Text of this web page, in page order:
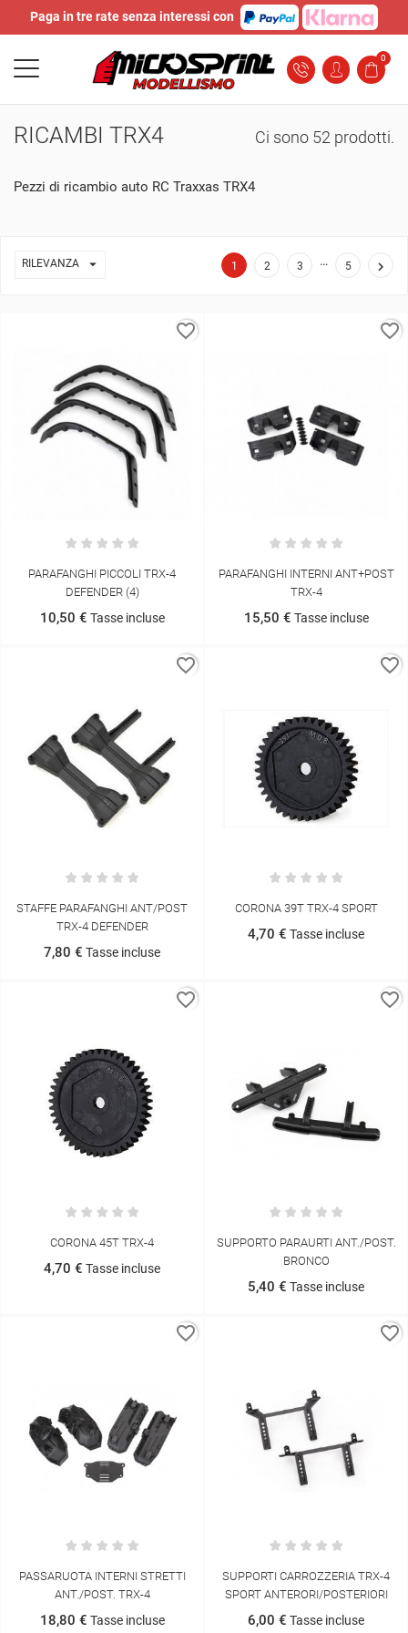
Paga in tre rate senza interessi con
0
RICAMBI TRX4 Ci sono 52 prodotti.
Pezzi di ricambio auto RC Traxxas TRX4
RILEVANZA  1 2 3 … 5 
PARAFANGHI PICCOLI TRX-4
DEFENDER (4)
10,50 € Tasse incluse
favorite_border
PARAFANGHI INTERNI ANT+POST
TRX-4
15,50 € Tasse incluse
favorite_border
STAFFE PARAFANGHI ANT/POST
TRX-4 DEFENDER
7,80 € Tasse incluse
favorite_border
CORONA 39T TRX-4 SPORT
4,70 € Tasse incluse
favorite_border
CORONA 45T TRX-4
4,70 € Tasse incluse
favorite_border
SUPPORTO PARAURTI ANT./POST.
BRONCO
5,40 € Tasse incluse
favorite_border
PASSARUOTA INTERNI STRETTI
ANT./POST. TRX-4
18,80 € Tasse incluse
favorite_border
SUPPORTI CARROZZERIA TRX-4
SPORT ANTERORI/POSTERIORI
6,00 € Tasse incluse
favorite_border